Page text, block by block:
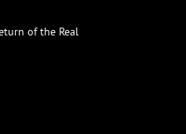
of the Real